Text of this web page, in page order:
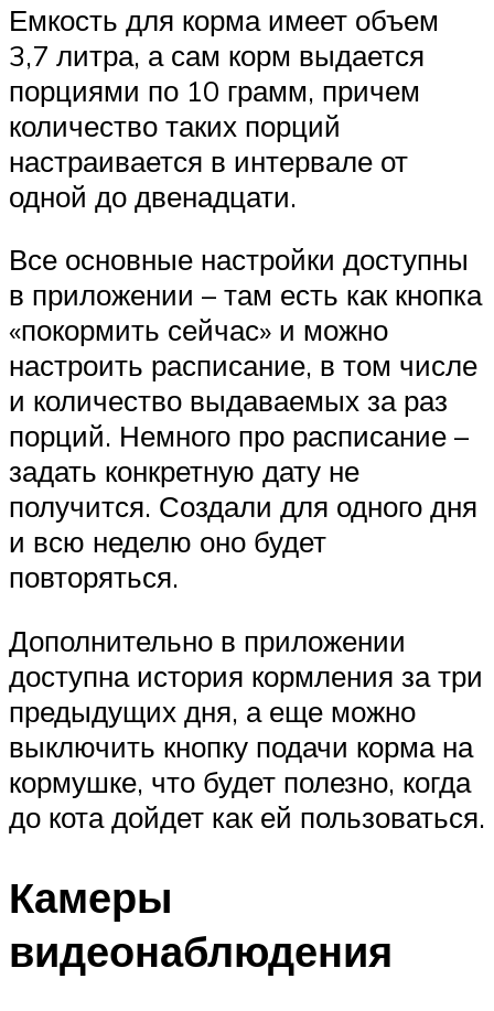
Емкость для корма имеет объем
3,7 литра, а сам корм выдается
порциями по 10 грамм, причем
количество таких порций
настраивается в интервале от
одной до двенадцати.
Все основные настройки доступны
в приложении – там есть как кнопка
«покормить сейчас» и можно
настроить расписание, в том числе
и количество выдаваемых за раз
порций. Немного про расписание –
задать конкретную дату не
получится. Создали для одного дня
и всю неделю оно будет
повторяться.
Дополнительно в приложении
доступна история кормления за три
предыдущих дня, а еще можно
выключить кнопку подачи корма на
кормушке, что будет полезно, когда
до кота дойдет как ей пользоваться.
Камеры
видеонаблюдения